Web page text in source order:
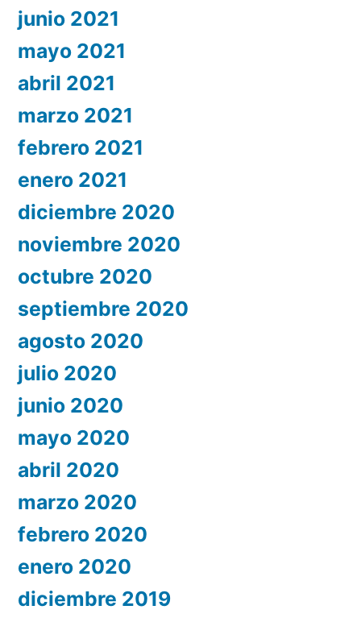
junio 2021
mayo 2021
abril 2021
marzo 2021
febrero 2021
enero 2021
diciembre 2020
noviembre 2020
octubre 2020
septiembre 2020
agosto 2020
julio 2020
junio 2020
mayo 2020
abril 2020
marzo 2020
febrero 2020
enero 2020
diciembre 2019